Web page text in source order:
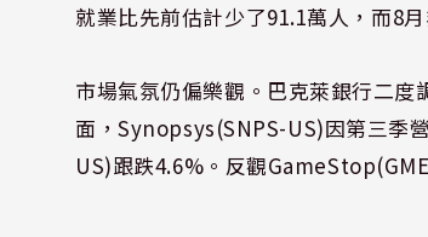
就業比先前估計少了91.1萬人，而8
市場氣氛仍偏樂觀。巴克萊銀行二
面，Synopsys(SNPS-US)因第三季
US)跟跌4.6%。反觀